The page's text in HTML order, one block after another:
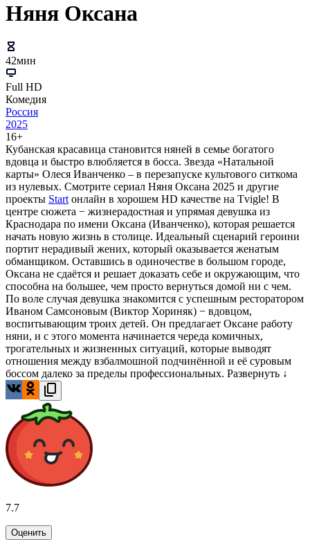
Няня Оксана
42мин
Full HD
Комедия
Россия
2025
16+
Кубанская красавица становится няней в семье богатого
вдовца и быстро влюбляется в босса. Звезда «Натальной
карты» Олеся Иванченко – в перезапуске культового ситкома
из нулевых. Смотрите сериал Няня Оксана 2025 и другие
проекты Startонлайн в хорошем HD качестве на Tvigle! В
центре сюжета − жизнерадостная и упрямая девушка из
Краснодара по имени Оксана (Иванченко), которая решается
начать новую жизнь в столице. Идеальный сценарий героини
портит нерадивый жених, который оказывается женатым
обманщиком. Оставшись в одиночестве в большом городе,
Оксана не сдаётся и решает доказать себе и окружающим, что
способна на большее, чем просто вернуться домой ни с чем.
По воле случая девушка знакомится с успешным ресторатором
Иваном Самсоновым (Виктор Хориняк) − вдовцом,
воспитывающим троих детей. Он предлагает Оксане работу
няни, и с этого момента начинается череда комичных,
трогательных и жизненных ситуаций, которые выводят
отношения между взбалмошной подчинённой и её суровым
боссом далеко за пределы профессиональных. Развернуть ↓
7.7
Оценить